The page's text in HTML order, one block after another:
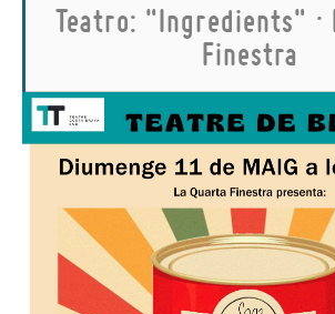
Teatro: "Ingredients" ·
Finestra